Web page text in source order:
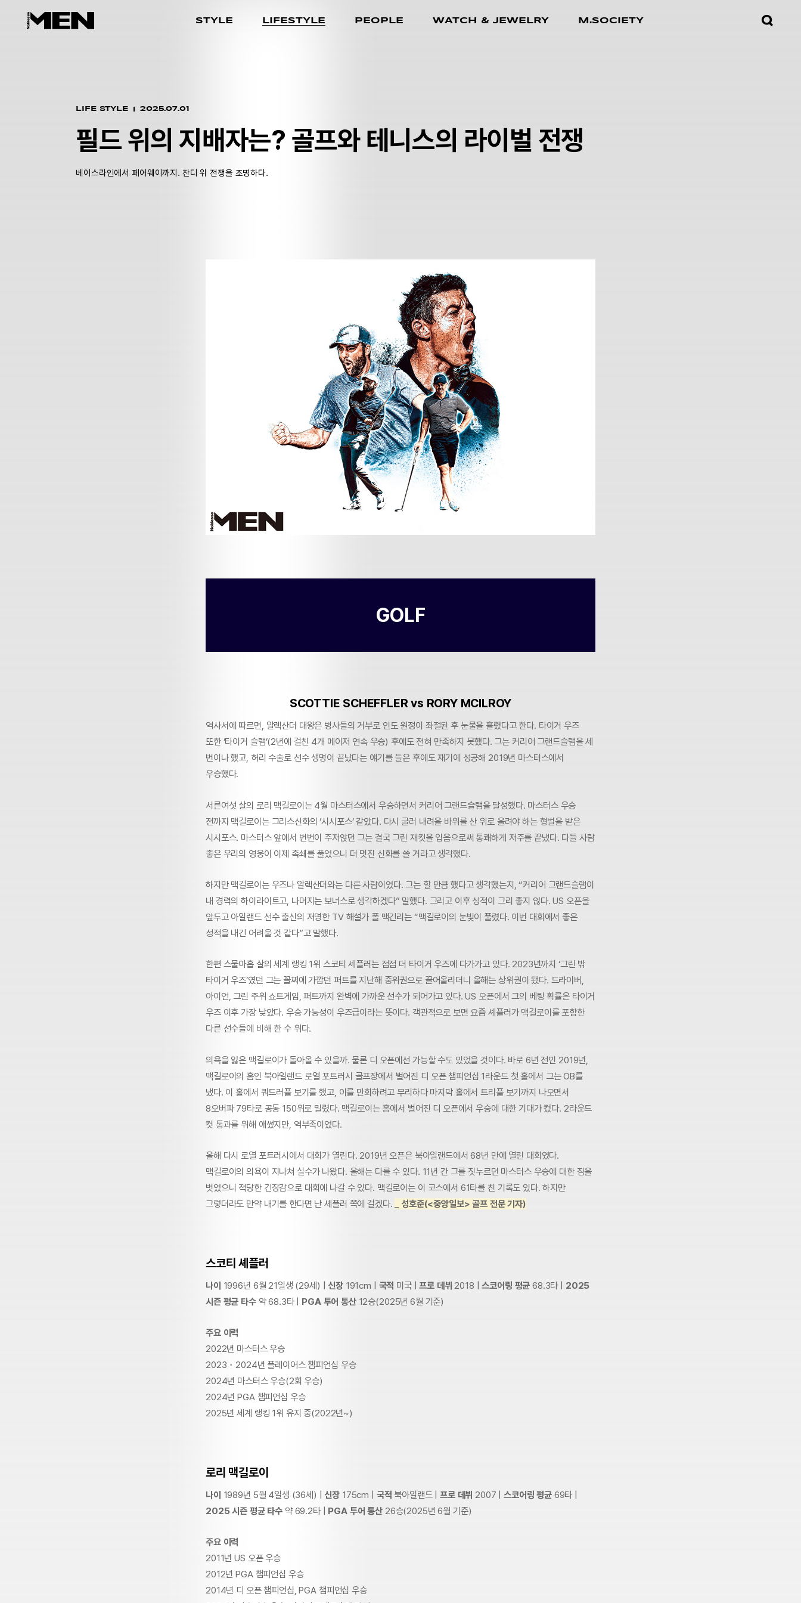
STYLE LIFESTYLE PEOPLE WATCH & JEWELRY M.SOCIETY
LIFE STYLE 2025.07.01
필드 위의 지배자는? 골프와 테니스의 라이벌 전쟁
베이스라인에서 페어웨이까지. 잔디 위 전쟁을 조명하다.
GOLF
SCOTTIE SCHEFFLER vs RORY MCILROY
역사서에 따르면, 알렉산더 대왕은 병사들의 거부로 인도 원정이 좌절된 후 눈물을 흘렸다고 한다. 타이거 우즈
또한 ‘타이거 슬램’(2년에 걸친 4개 메이저 연속 우승) 후에도 전혀 만족하지 못했다. 그는 커리어 그랜드슬램을 세
번이나 했고, 허리 수술로 선수 생명이 끝났다는 얘기를 들은 후에도 재기에 성공해 2019년 마스터스에서
우승했다.
서른여섯 살의 로리 맥길로이는 4월 마스터스에서 우승하면서 커리어 그랜드슬램을 달성했다. 마스터스 우승
전까지 맥길로이는 그리스신화의 ‘시시포스’ 같았다. 다시 굴러 내려올 바위를 산 위로 올려야 하는 형벌을 받은
시시포스. 마스터스 앞에서 번번이 주저앉던 그는 결국 그린 재킷을 입음으로써 통쾌하게 저주를 끝냈다. 다들 사람
좋은 우리의 영웅이 이제 족쇄를 풀었으니 더 멋진 신화를 쓸 거라고 생각했다.
하지만 맥길로이는 우즈나 알렉산더와는 다른 사람이었다. 그는 할 만큼 했다고 생각했는지, “커리어 그랜드슬램이
내 경력의 하이라이트고, 나머지는 보너스로 생각하겠다” 말했다. 그리고 이후 성적이 그리 좋지 않다. US 오픈을
앞두고 아일랜드 선수 출신의 저명한 TV 해설가 폴 맥긴리는 “맥길로이의 눈빛이 풀렸다. 이번 대회에서 좋은
성적을 내긴 어려울 것 같다”고 말했다.
한편 스물아홉 살의 세계 랭킹 1위 스코티 셰플러는 점점 더 타이거 우즈에 다가가고 있다. 2023년까지 ‘그린 밖
타이거 우즈’였던 그는 꼴찌에 가깝던 퍼트를 지난해 중위권으로 끌어올리더니 올해는 상위권이 됐다. 드라이버,
아이언, 그린 주위 쇼트게임, 퍼트까지 완벽에 가까운 선수가 되어가고 있다. US 오픈에서 그의 베팅 확률은 타이거
우즈 이후 가장 낮았다. 우승 가능성이 우즈급이라는 뜻이다. 객관적으로 보면 요즘 셰플러가 맥길로이를 포함한
다른 선수들에 비해 한 수 위다.
의욕을 잃은 맥길로이가 돌아올 수 있을까. 물론 디 오픈에선 가능할 수도 있었을 것이다. 바로 6년 전인 2019년,
맥길로이의 홈인 북아일랜드 로열 포트러시 골프장에서 벌어진 디 오픈 챔피언십 1라운드 첫 홀에서 그는 OB를
냈다. 이 홀에서 쿼드러플 보기를 했고, 이를 만회하려고 무리하다 마지막 홀에서 트리플 보기까지 나오면서
8오버파 79타로 공동 150위로 밀렸다. 맥길로이는 홈에서 벌어진 디 오픈에서 우승에 대한 기대가 컸다. 2라운드
컷 통과를 위해 애썼지만, 역부족이었다.
올해 다시 로열 포트러시에서 대회가 열린다. 2019년 오픈은 북아일랜드에서 68년 만에 열린 대회였다.
맥길로이의 의욕이 지나쳐 실수가 나왔다. 올해는 다를 수 있다. 11년 간 그를 짓누르던 마스터스 우승에 대한 짐을
벗었으니 적당한 긴장감으로 대회에 나갈 수 있다. 맥길로이는 이 코스에서 61타를 친 기록도 있다. 하지만
그렇더라도 만약 내기를 한다면 난 셰플러 쪽에 걸겠다.
_ 성호준(<중앙일보> 골프 전문 기자)
스코티 셰플러
나이 1996년 6월 21일생 (29세) | 신장 191cm | 국적 미국 |프로 데뷔 2018 |스코어링 평균 68.3타 | 2025
시즌 평균 타수약 68.3타 | PGA 투어 통산12승(2025년 6월 기준)
주요 이력
2022년 마스터스 우승
2023・2024년 플레이어스 챔피언십 우승
2024년 마스터스 우승(2회 우승)
2024년 PGA 챔피언십 우승
2025년 세계 랭킹 1위 유지 중(2022년~)
로리 맥길로이
나이 1989년 5월 4일생 (36세) | 신장 175cm | 국적북아일랜드 |프로 데뷔 2007 |스코어링 평균69타 |
2025 시즌 평균 타수 약 69.2타 | PGA 투어 통산 26승(2025년 6월 기준)
주요 이력
2011년 US 오픈 우승
2012년 PGA 챔피언십 우승
2014년 디 오픈 챔피언십, PGA 챔피언십 우승